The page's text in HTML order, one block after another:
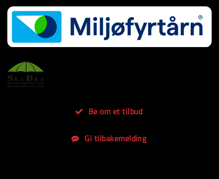
Be om et tilbud
Gi tilbakemelding